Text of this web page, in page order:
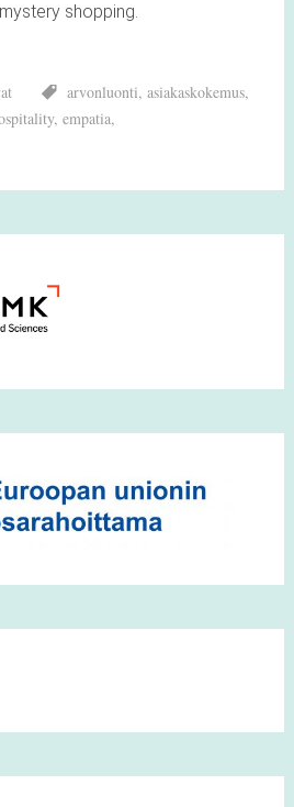
shopping.
arvonluonti, asiakaskokemus,
, empatia,